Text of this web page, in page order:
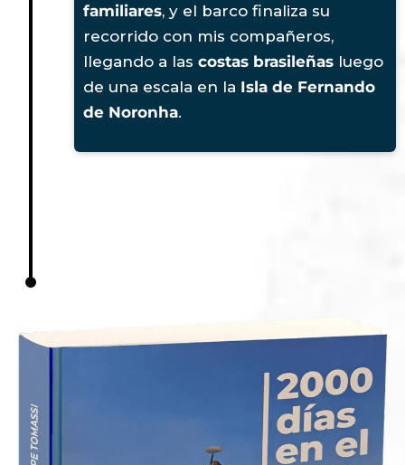
familiares, y el barco finaliza su
recorrido con mis compañeros,
llegando a las costas brasileñas luego
de una escala en la Isla de Fernando
de Noronha.